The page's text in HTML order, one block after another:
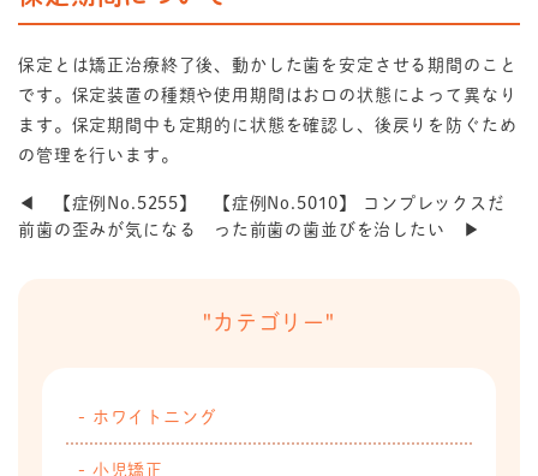
保定とは矯正治療終了後、動かした歯を安定させる期間のこと
です。保定装置の種類や使用期間はお口の状態によって異なり
ます。保定期間中も定期的に状態を確認し、後戻りを防ぐため
の管理を行います。
◀ 【症例No.5255】
前歯の歪みが気になる
【症例No.5010】 コンプレックスだ
った前歯の歯並びを治したい ▶
"カテゴリー"
ホワイトニング
小児矯正